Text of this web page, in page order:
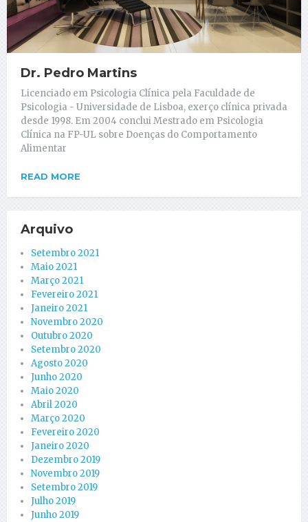
Dr. Pedro Martins
Licenciado em Psicologia Clínica pela Faculdade de
Psicologia - Universidade de Lisboa, exerço clínica privada
desde 1998. Em 2004 conclui Mestrado em Psicologia
Clínica na FP-UL sobre Doenças do Comportamento
Alimentar
READ MORE
Arquivo
Setembro 2021
Maio 2021
Março 2021
Fevereiro 2021
Janeiro 2021
Novembro 2020
Outubro 2020
Setembro 2020
Agosto 2020
Junho 2020
Maio 2020
Abril 2020
Março 2020
Fevereiro 2020
Janeiro 2020
Dezembro 2019
Novembro 2019
Setembro 2019
Julho 2019
Junho 2019